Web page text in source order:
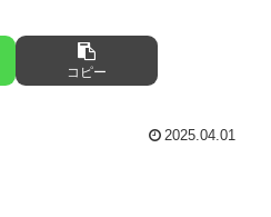
コピー
2025.04.01